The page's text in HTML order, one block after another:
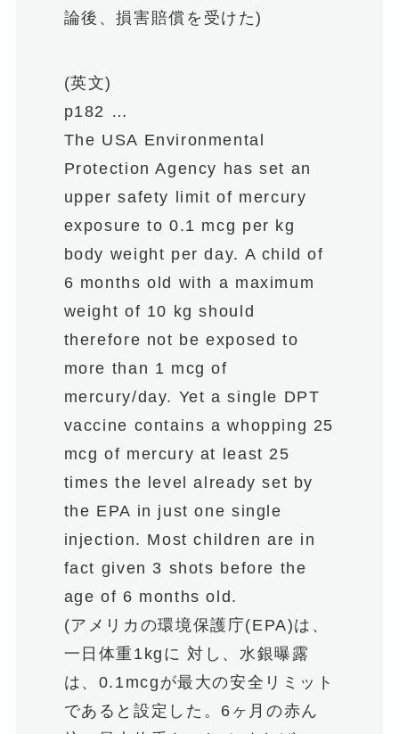
論後、損害賠償を受けた)
(英文)
p182 …
The USA Environmental
Protection Agency has set an
upper safety limit of mercury
exposure to 0.1 mcg per kg
body weight per day. A child of
6 months old with a maximum
weight of 10 kg should
therefore not be exposed to
more than 1 mcg of
mercury/day. Yet a single DPT
vaccine contains a whopping 25
mcg of mercury at least 25
times the level already set by
the EPA in just one single
injection. Most children are in
fact given 3 shots before the
age of 6 months old.
(アメリカの環境保護庁(EPA)は、
一日体重1kgに 対し、水銀曝露
は、0.1mcgが最大の安全リミット
であると設定した。6ヶ月の赤ん